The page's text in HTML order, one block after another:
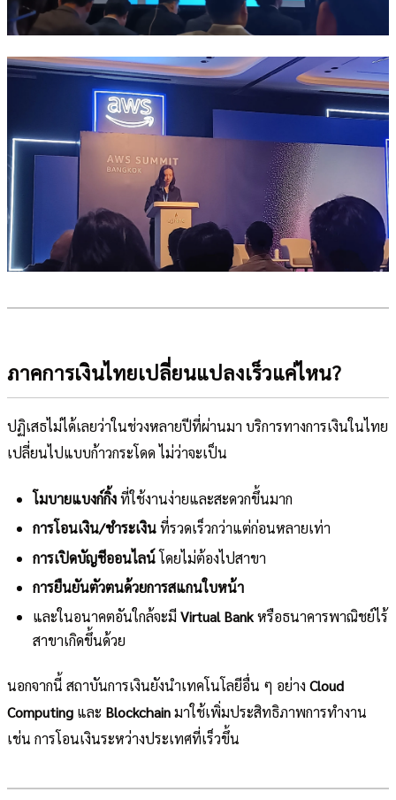
ภาคการเงินไทยเปลี่ยนแปลงเร็วแค่ไหน?
ปฏิเสธไม่ได้เลยว่าในช่วงหลายปีที่ผ่านมา บริการทางการเงินในไทย
เปลี่ยนไปแบบก้าวกระโดด ไม่ว่าจะเป็น
โมบายแบงก์กิ้งที่ใช้งานง่ายและสะดวกขึ้นมาก
การโอนเงิน/ชำระเงินที่รวดเร็วกว่าแต่ก่อนหลายเท่า
การเปิดบัญชีออนไลน์โดยไม่ต้องไปสาขา
การยืนยันตัวตนด้วยการสแกนใบหน้า
และในอนาคตอันใกล้จะมี Virtual Bankหรือธนาคารพาณิชย์ไร้
สาขาเกิดขึ้นด้วย
นอกจากนี้ สถาบันการเงินยังนำเทคโนโลยีอื่น ๆ อย่าง Cloud
Computing และ Blockchainมาใช้เพิ่มประสิทธิภาพการทำงาน
เช่น การโอนเงินระหว่างประเทศที่เร็วขึ้น